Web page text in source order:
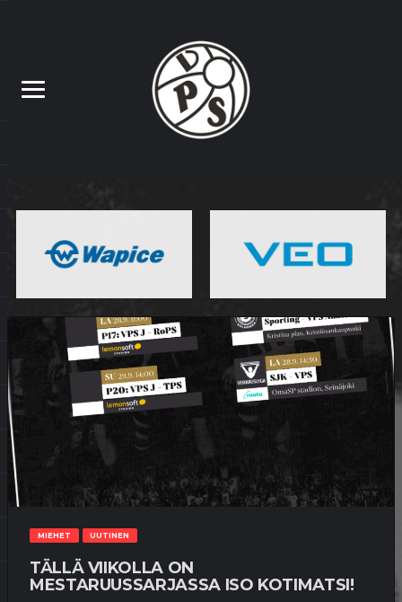
MIEHET UUTINEN
TÄLLÄ VIIKOLLA ON
MESTARUUSSARJASSA ISO KOTIMATSI!